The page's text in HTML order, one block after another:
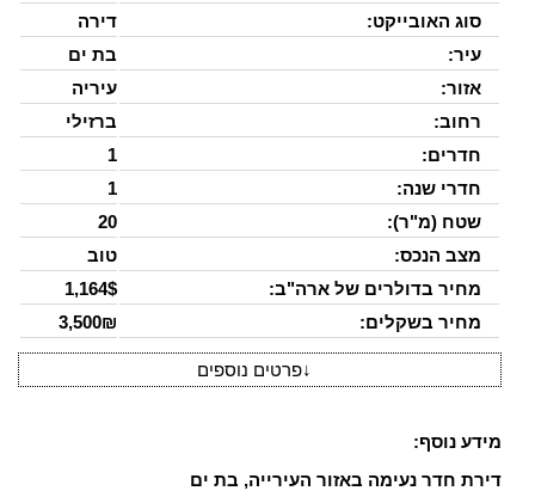
סוג האובייקט:
דירה
עיר:
בת ים
אזור:
עיריה
רחוב:
ברזילי
חדרים:
1
חדרי שנה:
1
שטח (מ"ר):
20
מצב הנכס:
טוב
מחיר בדולרים של ארה"ב:
1,164$
מחיר בשקלים:
3,500₪
↓פרטים נוספים
מידע נוסף:
דירת חדר נעימה באזור העירייה, בת ים